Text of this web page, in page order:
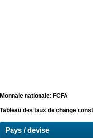
Monnaie nationale: FCFA
Tableau des taux de change
Pays / devise